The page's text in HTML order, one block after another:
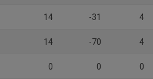
14 -31 4
14 -70 4
0 0 0